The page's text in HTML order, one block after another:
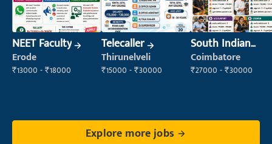
NEET Faculty
Erode
₹13000 - ₹18000
Telecaller
Thirunelveli
₹15000 - ₹30000
South Indian
Cook
Coimbatore
₹27000 - ₹30000
Explore more jobs